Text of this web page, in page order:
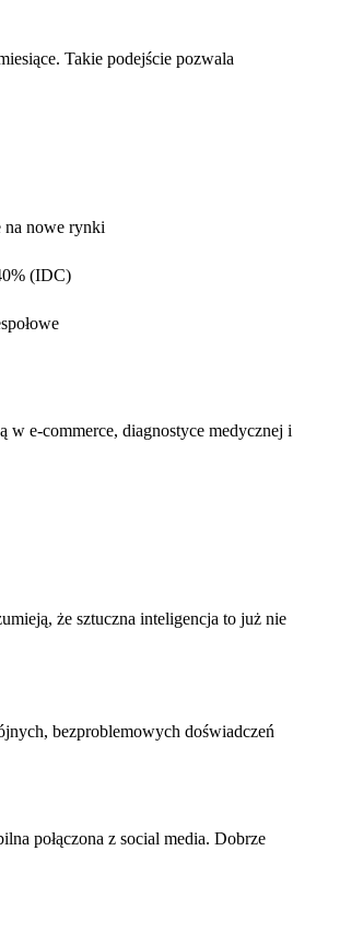
Takie podejście pozwala
na nowe rynki
(IDC)
e-commerce, diagnostyce medycznej i
że sztuczna inteligencja to już nie
bezproblemowych doświadczeń
połączona z social media. Dobrze